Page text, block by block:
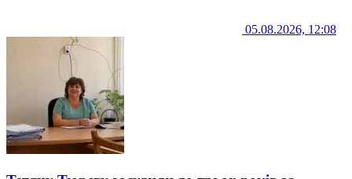
05.08.2026, 12:08